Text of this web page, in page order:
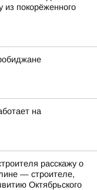
из покорёженного
на
расскажу о
— строителе,
Октябрьского